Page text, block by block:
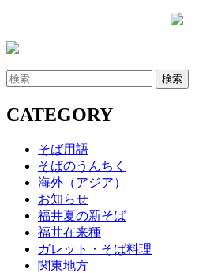
検
CATEGORY
そば用語
そばのうんちく
海外（アジア）
お知らせ
福井夏の新そば
福井在来種
ガレット・そば料理
関東地方